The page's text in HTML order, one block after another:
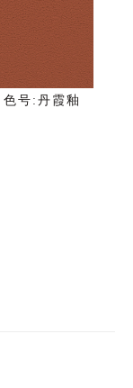
色号:丹霞釉